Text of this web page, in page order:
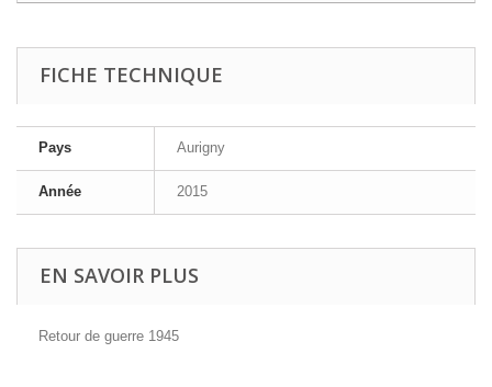
FICHE TECHNIQUE
Pays Aurigny
Année 2015
EN SAVOIR PLUS
Retour de guerre 1945